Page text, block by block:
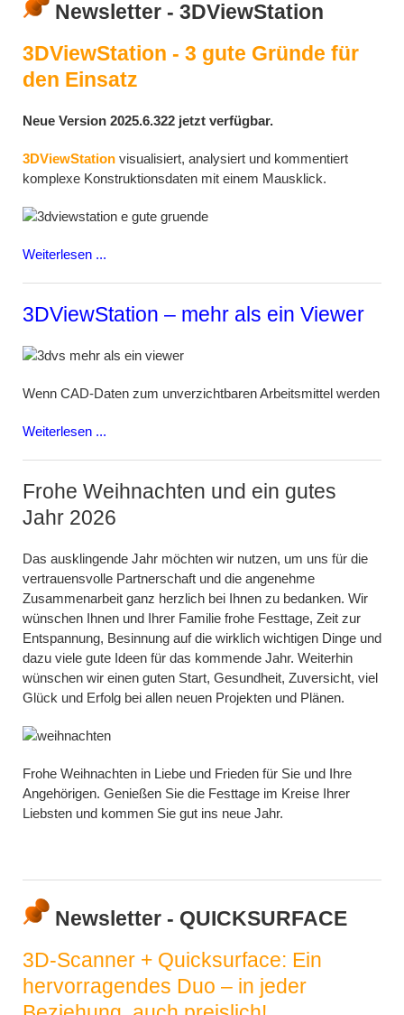
Newsletter - 3DViewStation
3DViewStation - 3 gute Gründe für
den Einsatz
Neue Version 2025.6.322 jetzt verfügbar.
3DViewStationvisualisiert, analysiert und kommentiert
komplexe Konstruktionsdaten mit einem Mausklick.
Weiterlesen ...
3DViewStation – mehr als ein Viewer
Wenn CAD-Daten zum unverzichtbaren Arbeitsmittel werden
Weiterlesen ...
Frohe Weihnachten und ein gutes
Jahr 2026
Das ausklingende Jahr möchten wir nutzen, um uns für die
vertrauensvolle Partnerschaft und die angenehme
Zusammenarbeit ganz herzlich bei Ihnen zu bedanken. Wir
wünschen Ihnen und Ihrer Familie frohe Festtage, Zeit zur
Entspannung, Besinnung auf die wirklich wichtigen Dinge und
dazu viele gute Ideen für das kommende Jahr. Weiterhin
wünschen wir einen guten Start, Gesundheit, Zuversicht, viel
Glück und Erfolg bei allen neuen Projekten und Plänen.
Frohe Weihnachten in Liebe und Frieden für Sie und Ihre
Angehörigen. Genießen Sie die Festtage im Kreise Ihrer
Liebsten und kommen Sie gut ins neue Jahr.
Newsletter - QUICKSURFACE
3D-Scanner + Quicksurface: Ein
hervorragendes Duo – in jeder